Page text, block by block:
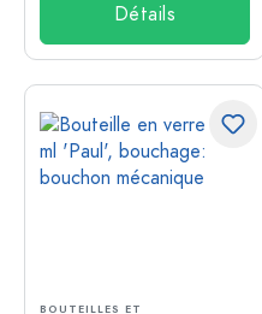
Détails
BOUTEILLES ET